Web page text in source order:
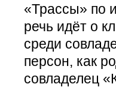
«Трассы» по
речь идёт о
среди
персон, как
совладелец